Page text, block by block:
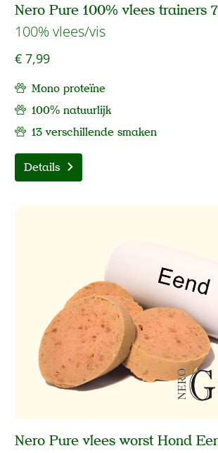
Nero Pure 100% vlees trainers
100% vlees/vis
€ 7,99
Mono proteïne
100% natuurlijk
13 verschillende smaken
Details
Nero Pure vlees worst Hond